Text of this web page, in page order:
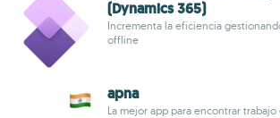
(Dynamics 365)
Incrementa la eficiencia
offline
apna
La mejor app para encontrar trabajo